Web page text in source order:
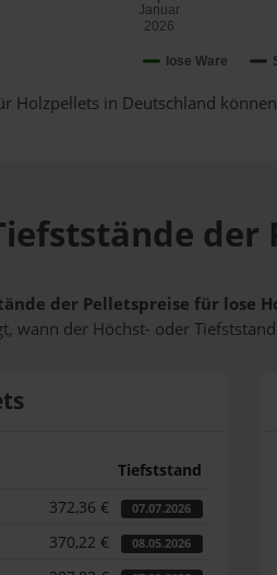
lose Ware
Januar
2026
Holzpellets in Deutschland
der Pelletspreise für lose
wann der Höchst- oder
Tiefststand
372,36 € 07.07.2026
370,22 € 08.05.2026